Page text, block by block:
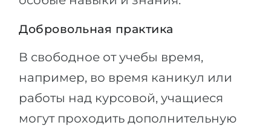
Добровольная практика
В свободное от учебы время,
например, во время каникул или
работы над курсовой, учащиеся
могут проходить дополнительную